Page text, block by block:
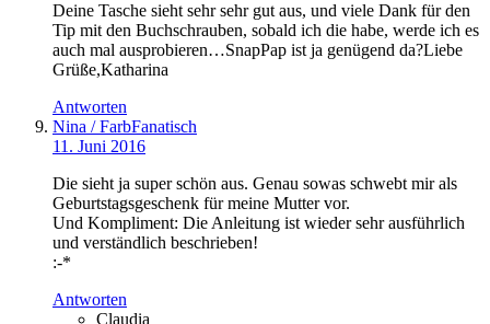
Deine Tasche sieht sehr sehr gut aus, und viele Dank für den
Tip mit den Buchschrauben, sobald ich die habe, werde ich es
auch mal ausprobieren…SnapPap ist ja genügend da?Liebe
Grüße,Katharina
Antworten
Nina / FarbFanatisch
11. Juni 2016
Die sieht ja super schön aus. Genau sowas schwebt mir als
Geburtstagsgeschenk für meine Mutter vor.
Und Kompliment: Die Anleitung ist wieder sehr ausführlich
und verständlich beschrieben!
:-*
Antworten
Claudia